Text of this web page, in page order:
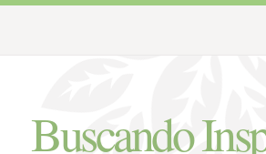
Buscando